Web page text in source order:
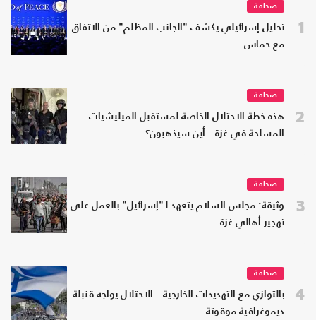
1
صحافة
تحليل إسرائيلي يكشف "الجانب المظلم" من الاتفاق
مع حماس
2
صحافة
هذه خطة الاحتلال الخاصة لمستقبل الميليشيات
المسلحة في غزة.. أين سيذهبون؟
3
صحافة
وثيقة: مجلس السلام يتعهد لـ"إسرائيل" بالعمل على
تهجير أهالي غزة
4
صحافة
بالتوازي مع التهديدات الخارجية.. الاحتلال يواجه قنبلة
ديموغرافية موقوتة